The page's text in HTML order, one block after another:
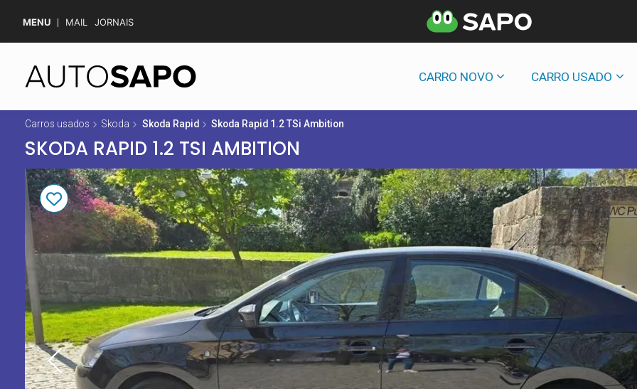
MENU MAIL JORNAIS
CARRO NOVO CARRO USADO
Carros usados Skoda Skoda Rapid Skoda Rapid 1.2 TSi Ambition
SKODA RAPID 1.2 TSI AMBITION